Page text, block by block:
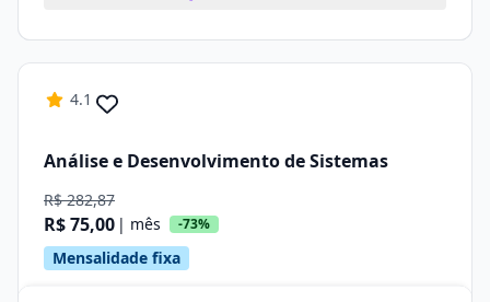
4.1
Análise e Desenvolvimento de Sistemas
R$ 282,87
R$ 75,00 | mês -73%
Mensalidade fixa